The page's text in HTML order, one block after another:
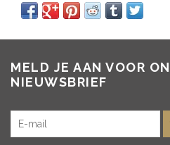
MELD JE AAN VOOR
NIEUWSBRIEF